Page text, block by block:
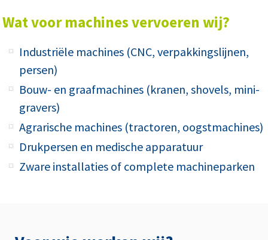
Wat voor machines vervoeren wij?
Industriële machines (CNC, verpakkingslijnen,
persen)
Bouw- en graafmachines (kranen, shovels, mini-
gravers)
Agrarische machines (tractoren, oogstmachines)
Drukpersen en medische apparatuur
Zware installaties of complete machineparken